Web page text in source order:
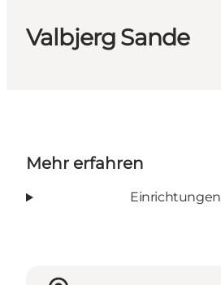
Valbjerg Sande
Mehr erfahren
Einrichtungen